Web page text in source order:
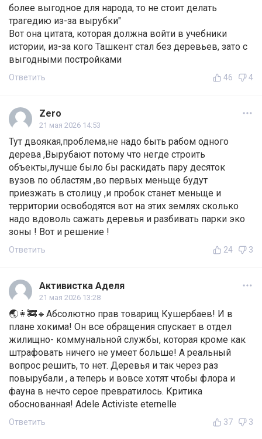
более выгодное для народа, то не стоит делать
трагедию из-за вырубки"
Вот она цитата, которая должна войти в учебники
истории, из-за кого Ташкент стал без деревьев, зато с
выгодными постройками
Ответить 46 4
Zero
21 мая 2026 14:53
Тут двоякая,проблема,не надо быть рабом одного
дерева ,Вырубают потому что негде строить
объекты,лучше было бы раскидать пару десяток
вузов по областям ,во первых меньще будут
приезжать в столицу ,и пробок станет меньще и
территории освободятся вот на этих землях сколько
надо вдоволь сажать деревья и разбивать парки эко
зоны ! Вот и решение !
Ответить 24 3
Активистка Аделя
21 мая 2026 13:28
🌏👩‍🚒🔹Абсолютно прав товарищ Кушербаев! И в
плане хокима! Он все обращения спускает в отдел
жилищно- коммунальной службы, которая кроме как
штрафовать ничего не умеет больше! А реальный
вопрос решить, то нет. Деревья и так через раз
повырубали , а теперь и вовсе хотят чтобы флора и
фауна в нечто серое превратилось. Критика
обоснованная! Adele Activiste eternelle
Ответить 37 3